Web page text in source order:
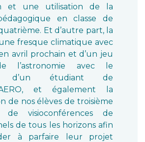
et une utilisation de la
en classe de
Et d’autre part, la
fresque climatique avec
avril prochain et d’un jeu
l’astronomie avec le
d’un étudiant de
et également la
de nos élèves de troisième
visioconférences de
de tous les horizons afin
à parfaire leur projet